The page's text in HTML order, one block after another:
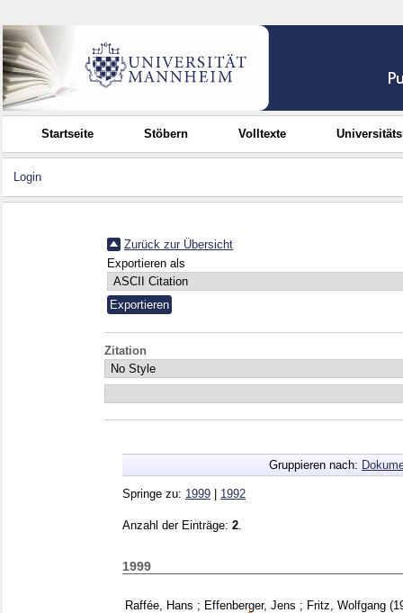
Startseite Stöbern Volltexte
Login
Zurück zur Übersicht
Exportieren als
Zitation
Gruppieren nach:
Springe zu: 1999 1992
Anzahl der Einträge: 2
1999
Raffée, Hans ; Effenberger, Jens ; Fritz, Wolfgang